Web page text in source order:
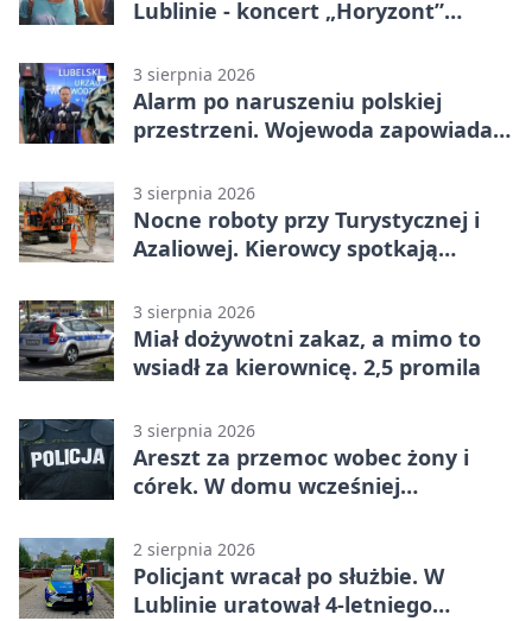
Lublinie - koncert „Horyzont”
3 sierpnia 2026
Alarm po naruszeniu polskiej
przestrzeni. Wojewoda zapowiada
3 sierpnia 2026
Nocne roboty przy Turystycznej i
Azaliowej. Kierowcy spotkają
3 sierpnia 2026
Miał dożywotni zakaz, a mimo to
wsiadł za kierownicę. 2,5 promila
3 sierpnia 2026
Areszt za przemoc wobec żony i
córek. W domu wcześniej
2 sierpnia 2026
Policjant wracał po służbie. W
Lublinie uratował 4-letniego